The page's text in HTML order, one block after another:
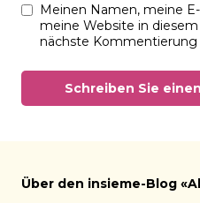
Meinen Namen, meine
meine Website in
nächste Kommentierung
Über den insieme-Blog